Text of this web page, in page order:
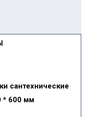
сантехнические
* 600 мм